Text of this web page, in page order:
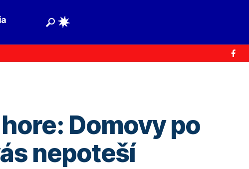
Domovy po
nepoteší